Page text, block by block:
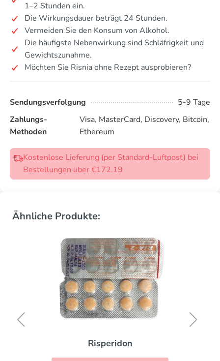
1–2 Stunden ein.
Die Wirkungsdauer beträgt 24 Stunden.
Vermeiden Sie den Konsum von Alkohol.
Die häufigste Nebenwirkung sind Schläfrigkeit und
Gewichtszunahme.
Möchten Sie Risnia ohne Rezept ausprobieren?
Sendungsverfolgung
5-9 Tage
Zahlungs-
Methoden
Visa, MasterCard, Discovery, Bitcoin,
Ethereum
Kostenlose Lieferung (per Standard-Luftpost) bei
Bestellungen über €172.19
Ähnliche Produkte:
Risperidon